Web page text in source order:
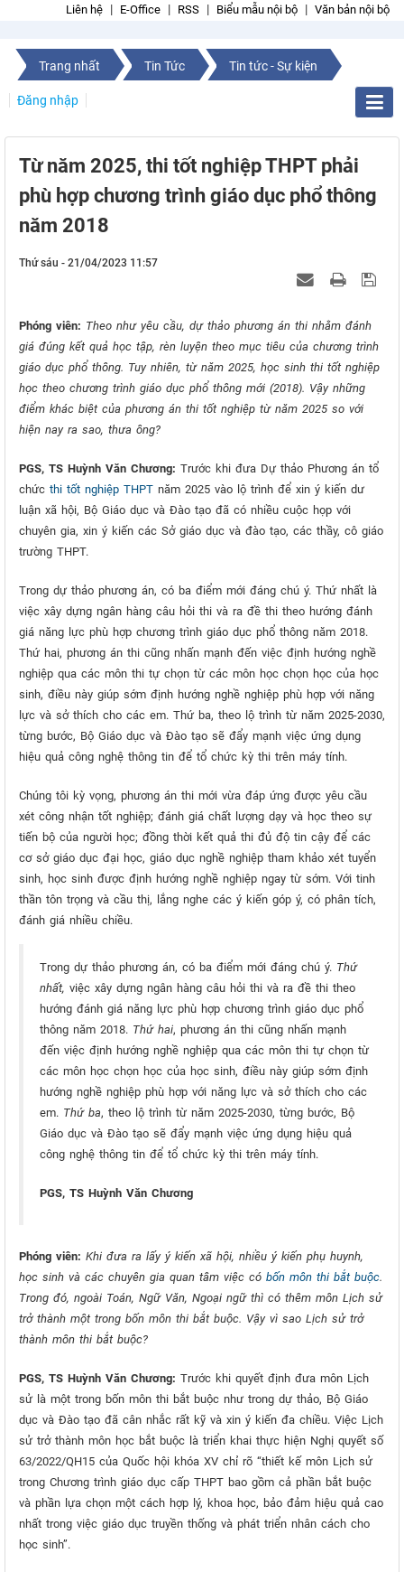
Liên hệ E-Office RSS Biểu mẫu nội bộ Văn bản nội bộ
Trang nhất Tin Tức Tin tức - Sự kiện
Đăng nhập
Từ năm 2025, thi tốt nghiệp THPT phải
phù hợp chương trình giáo dục phổ thông
năm 2018
Thứ sáu - 21/04/2023 11:57
Phóng viên: Theo như yêu cầu, dự thảo phương án thi nhằm đánh
giá đúng kết quả học tập, rèn luyện theo mục tiêu của chương trình
giáo dục phổ thông. Tuy nhiên, từ năm 2025, học sinh thi tốt nghiệp
học theo chương trình giáo dục phổ thông mới (2018). Vậy những
điểm khác biệt của phương án thi tốt nghiệp từ năm 2025 so với
hiện nay ra sao, thưa ông?
PGS, TS Huỳnh Văn Chương: Trước khi đưa Dự thảo Phương án tổ
chức thi tốt nghiệp THPT năm 2025 vào lộ trình để xin ý kiến dư
luận xã hội, Bộ Giáo dục và Đào tạo đã có nhiều cuộc họp với
chuyên gia, xin ý kiến các Sở giáo dục và đào tạo, các thầy, cô giáo
trường THPT.
Trong dự thảo phương án, có ba điểm mới đáng chú ý. Thứ nhất là
việc xây dựng ngân hàng câu hỏi thi và ra đề thi theo hướng đánh
giá năng lực phù hợp chương trình giáo dục phổ thông năm 2018.
Thứ hai, phương án thi cũng nhấn mạnh đến việc định hướng nghề
nghiệp qua các môn thi tự chọn từ các môn học chọn học của học
sinh, điều này giúp sớm định hướng nghề nghiệp phù hợp với năng
lực và sở thích cho các em. Thứ ba, theo lộ trình từ năm 2025-2030,
từng bước, Bộ Giáo dục và Đào tạo sẽ đẩy mạnh việc ứng dụng
hiệu quả công nghệ thông tin để tổ chức kỳ thi trên máy tính.
Chúng tôi kỳ vọng, phương án thi mới vừa đáp ứng được yêu cầu
xét công nhận tốt nghiệp; đánh giá chất lượng dạy và học theo sự
tiến bộ của người học; đồng thời kết quả thi đủ độ tin cậy để các
cơ sở giáo dục đại học, giáo dục nghề nghiệp tham khảo xét tuyển
sinh, học sinh được định hướng nghề nghiệp ngay từ sớm. Với tinh
thần tôn trọng và cầu thị, lắng nghe các ý kiến góp ý, có phân tích,
đánh giá nhiều chiều.
Trong dự thảo phương án, có ba điểm mới đáng chú ý. Thứ
nhất, việc xây dựng ngân hàng câu hỏi thi và ra đề thi theo
hướng đánh giá năng lực phù hợp chương trình giáo dục phổ
thông năm 2018. Thứ hai, phương án thi cũng nhấn mạnh
đến việc định hướng nghề nghiệp qua các môn thi tự chọn từ
các môn học chọn học của học sinh, điều này giúp sớm định
hướng nghề nghiệp phù hợp với năng lực và sở thích cho các
em. Thứ ba, theo lộ trình từ năm 2025-2030, từng bước, Bộ
Giáo dục và Đào tạo sẽ đẩy mạnh việc ứng dụng hiệu quả
công nghệ thông tin để tổ chức kỳ thi trên máy tính.
PGS, TS Huỳnh Văn Chương
Phóng viên: Khi đưa ra lấy ý kiến xã hội, nhiều ý kiến phụ huynh,
học sinh và các chuyên gia quan tâm việc có bốn môn thi bắt buộc.
Trong đó, ngoài Toán, Ngữ Văn, Ngoại ngữ thì có thêm môn Lịch sử
trở thành một trong bốn môn thi bắt buộc. Vậy vì sao Lịch sử trở
thành môn thi bắt buộc?
PGS, TS Huỳnh Văn Chương: Trước khi quyết định đưa môn Lịch
sử là một trong bốn môn thi bắt buộc như trong dự thảo, Bộ Giáo
dục và Đào tạo đã cân nhắc rất kỹ và xin ý kiến đa chiều. Việc Lịch
sử trở thành môn học bắt buộc là triển khai thực hiện Nghị quyết số
63/2022/QH15 của Quốc hội khóa XV chỉ rõ “thiết kế môn Lịch sử
trong Chương trình giáo dục cấp THPT bao gồm cả phần bắt buộc
và phần lựa chọn một cách hợp lý, khoa học, bảo đảm hiệu quả cao
nhất trong việc giáo dục truyền thống và phát triển nhân cách cho
học sinh”.